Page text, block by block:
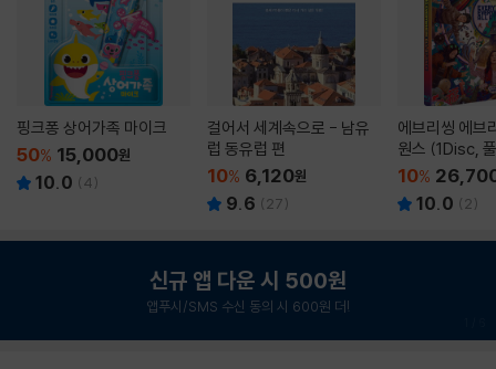
핑크퐁 상어가족 마이크
50% 15,000원
10.0 (4)
걸어서 세계속으로 - 남유
럽 동유럽 편
10% 6,120원
9.6 ( 27)
에브리씽 에브
원스 (1Disc,
판) : 블루레이
10%
10.0 ( 2)
신규 앱 다운 시 500원
앱푸시/SMS 수신 동의 시 600원 더!